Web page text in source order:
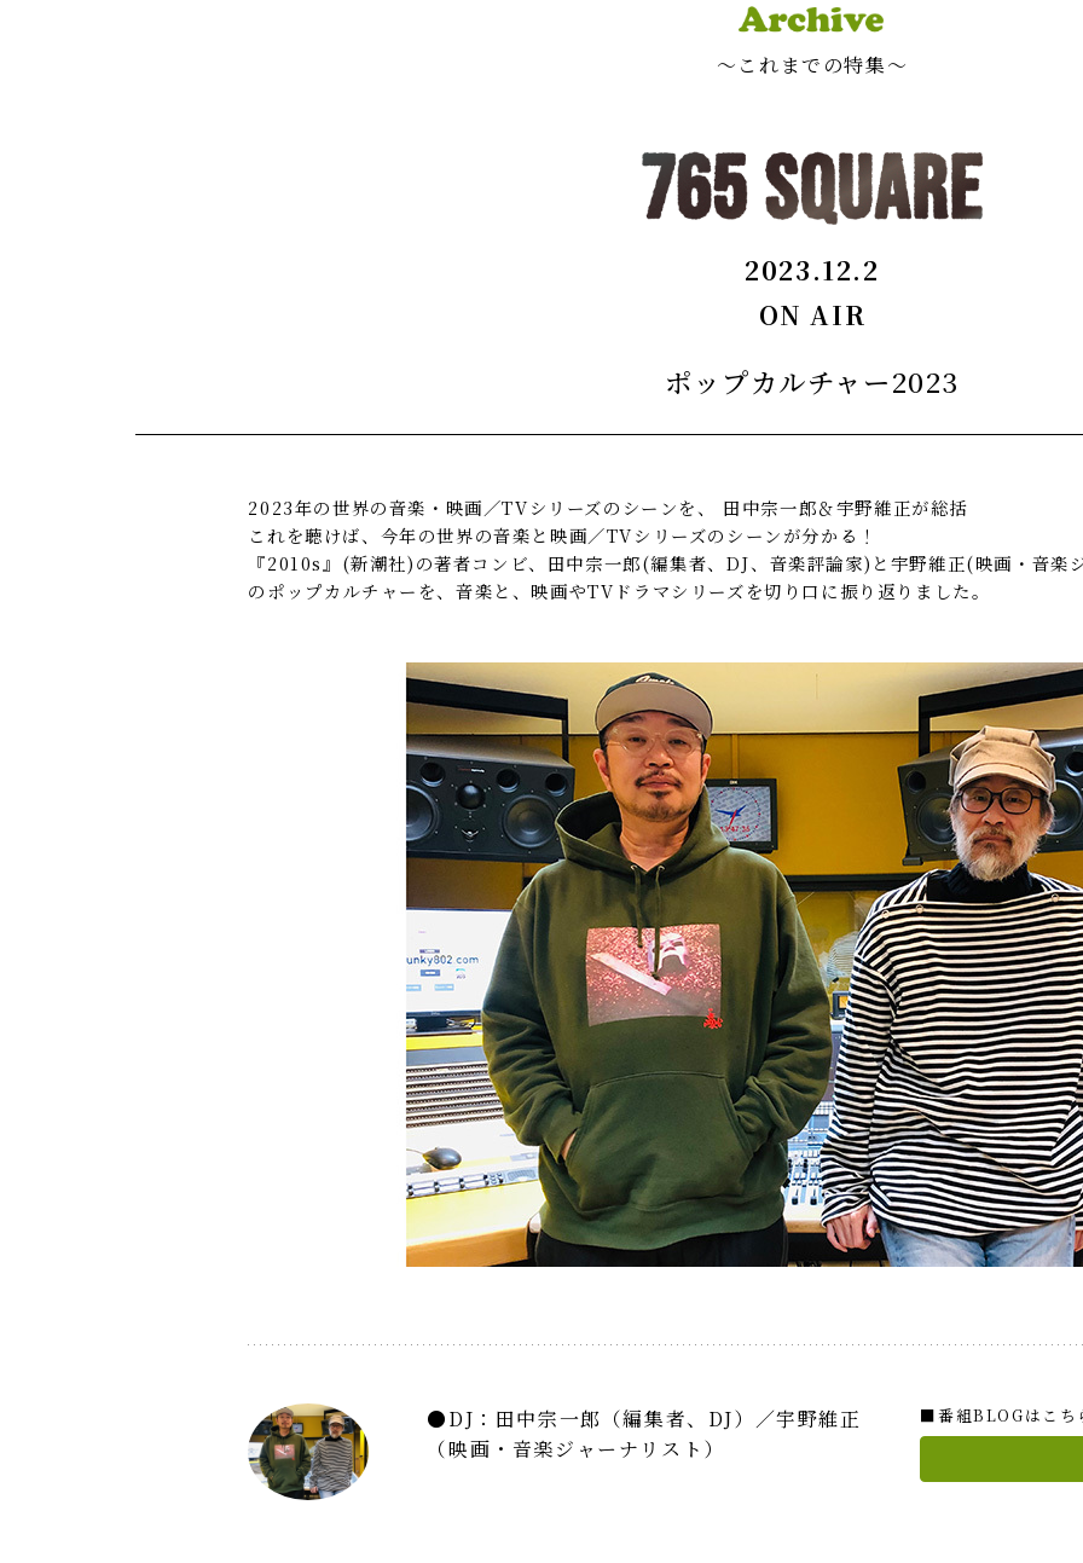
〜これまでの特集〜
2023.12.2
ON AIR
ポップカルチャー2023
2023年の世界の音楽・映画／TVシリーズのシーンを、 田中宗一郎＆宇野維正が総括
これを聴けば、今年の世界の音楽と映画／TVシリーズのシーンが分かる！
『2010s』(新潮社)の著者コンビ、田中宗一郎(編集者、DJ、音楽評論家)と宇野維正(映画・音楽
のポップカルチャーを、音楽と、映画やTVドラマシリーズを切り口に振り返りました。
DJ：田中宗一郎（編集者、DJ）／宇野維正
（映画・音楽ジャーナリスト）
■番組BLOGはこち